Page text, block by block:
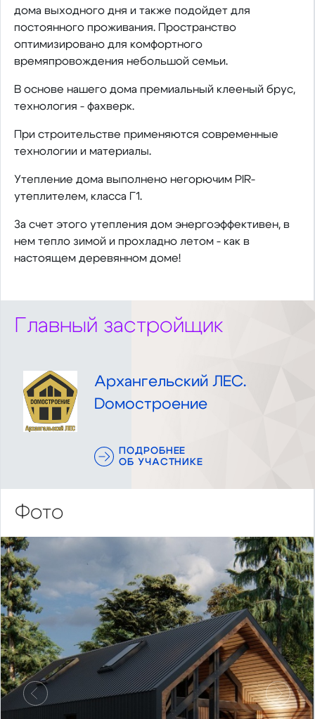
дома выходного дня и также подойдет для
постоянного проживания. Пространство
оптимизировано для комфортного
времяпровождения небольшой семьи.
В основе нашего дома премиальный клееный брус,
технология - фахверк.
При строительстве применяются современные
технологии и материалы.
Утепление дома выполнено негорючим PIR-
утеплителем, класса Г1.
За счет этого утепления дом энергоэффективен, в
нем тепло зимой и прохладно летом - как в
настоящем деревянном доме!
Главный застройщик
Архангельский ЛЕС.
Dомостроение
ПОДРОБНЕЕ
ОБ УЧАСТНИКЕ
Фото
Предыдущий